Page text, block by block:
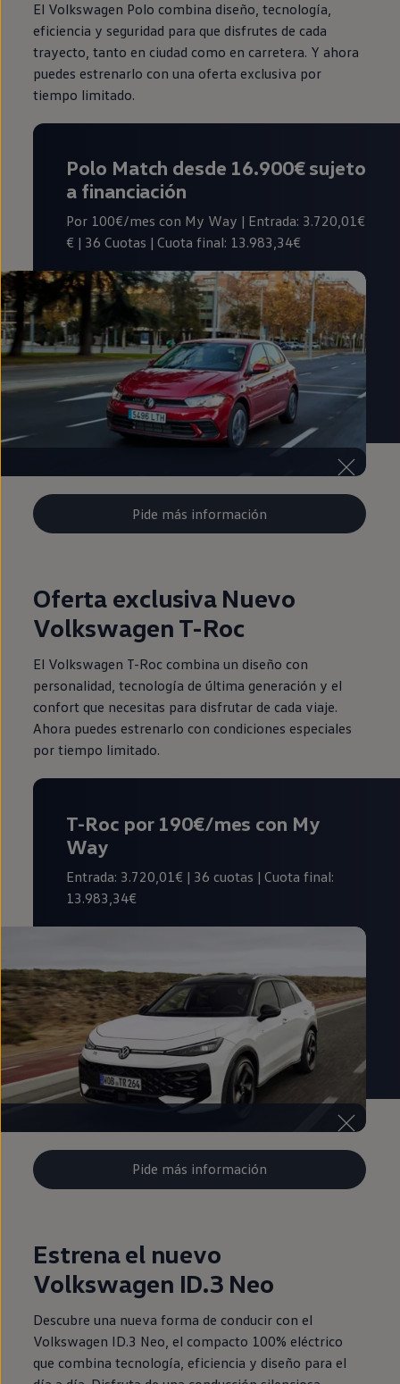
El Volkswagen Polo combina diseño, tecnología,
eficiencia y seguridad para que disfrutes de cada
trayecto, tanto en ciudad como en carretera. Y ahora
puedes estrenarlo con una oferta exclusiva por
tiempo limitado.
Pide más información
Polo Match desde 16.900€sujeto
a financiación
Por 100€/mes con My Way | Entrada: 3.720,01€
€ | 36 Cuotas | Cuota final: 13.983,34€
Oferta exclusiva Nuevo
Volkswagen T-Roc
El Volkswagen T-Roc combina un diseño con
personalidad, tecnología de última generación y el
confort que necesitas para disfrutar de cada viaje.
Ahora puedes estrenarlo con condiciones especiales
por tiempo limitado.
Pide más información
T-Roc por 190€/mes con My
Way
Entrada: 3.720,01€ | 36 cuotas | Cuota final:
13.983,34€
Estrena el nuevo
Volkswagen ID.3 Neo
Descubre una nueva forma de conducir con el
Volkswagen ID.3 Neo, el compacto 100% eléctrico
que combina tecnología, eficiencia y diseño para el